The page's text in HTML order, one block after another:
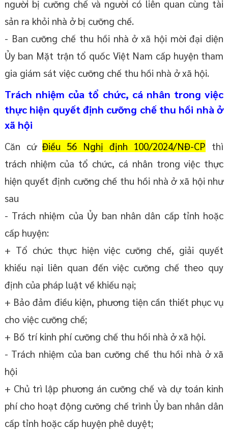
người bị cưỡng chế và người có liên quan cùng tài
sản ra khỏi nhà ở bị cưỡng chế.
- Ban cưỡng chế thu hồi nhà ở xã hội mời đại diện
Ủy ban Mặt trận tổ quốc Việt Nam cấp huyện tham
gia giám sát việc cưỡng chế thu hồi nhà ở xã hội.
Trách nhiệm của tổ chức, cá nhân trong việc
thực hiện quyết định cưỡng chế thu hồi nhà ở
xã hội
Căn cứĐiều 56 Nghị định 100/2024/NĐ-CP thì
trách nhiệm của tổ chức, cá nhân trong việc thực
hiện quyết định cưỡng chế thu hồi nhà ở xã hội như
sau
- Trách nhiệm của Ủy ban nhân dân cấp tỉnh hoặc
cấp huyện:
+ Tổ chức thực hiện việc cưỡng chế, giải quyết
khiếu nại liên quan đến việc cưỡng chế theo quy
định của pháp luật về khiếu nại;
+ Bảo đảm điều kiện, phương tiện cần thiết phục vụ
cho việc cưỡng chế;
+ Bố trí kinh phí cưỡng chế thu hồi nhà ở xã hội.
- Trách nhiệm của ban cưỡng chế thu hồi nhà ở xã
hội
+ Chủ trì lập phương án cưỡng chế và dự toán kinh
phí cho hoạt động cưỡng chế trình Ủy ban nhân dân
cấp tỉnh hoặc cấp huyện phê duyệt;